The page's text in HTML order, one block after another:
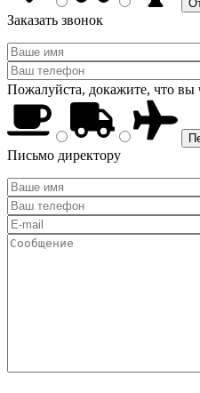
Заказать звонок
Пожалуйста, докажите, что вы
Письмо директору